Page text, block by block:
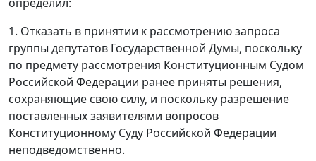
определил:
1. Отказать в принятии к рассмотрению запроса
группы депутатов Государственной Думы, поскольку
по предмету рассмотрения Конституционным Судом
Российской Федерации ранее приняты решения,
сохраняющие свою силу, и поскольку разрешение
поставленных заявителями вопросов
Конституционному Суду Российской Федерации
неподведомственно.